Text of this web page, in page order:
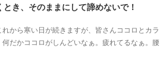
き、そのままにして諦めないで！
から寒い日が続きますが、皆さんココロとカ
だかココロがしんどいなぁ。疲れてるなぁ。